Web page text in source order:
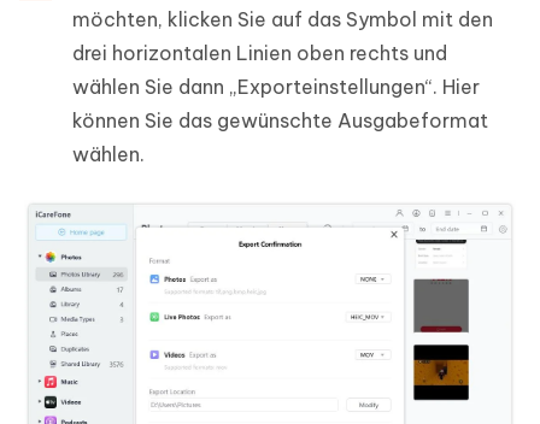
möchten, klicken Sie auf das Symbol mit den
drei horizontalen Linien oben rechts und
wählen Sie dann „Exporteinstellungen“. Hier
können Sie das gewünschte Ausgabeformat
wählen.